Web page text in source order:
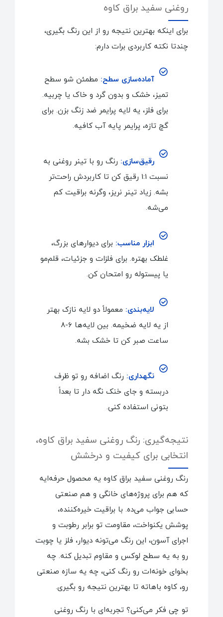
روغنی سفید براق کاوه
برای اینکه بهترین نتیجه رو از این رنگ بگیری،
چندتا نکته کاربردی برات دارم:
آماده‌سازی سطح: مطمئن شو سطح
تمیز، خشک و بدون گرد و خاک یا چربیه.
برای فلز، یه لایه پرایمر ضد زنگ بزن. برای
گچ تازه، پرایمر پایه آب کافیه.
رقیق‌سازی: رنگ رو با تینر روغنی به
نسبت 1:1 رقیق کن تا کاربردش راحت‌تر
بشه. زیاد تینر نریز، وگرنه براقیت کم
می‌شه.
ابزار مناسب: برای دیوارهای بزرگ،
غلطک بهتره. برای فلزات و جزئیات، قلم‌مو
یا پیستوله رو امتحان کن.
لایه‌بندی: معمولاً دو لایه نازک بهتر
از یه لایه ضخیمه. بین لایه‌ها 6-8
ساعت صبر کن تا خشک بشه.
نگهداری: رنگ اضافه رو تو ظرف
دربسته و جای خنک نگه دار تا بعداً
بتونی استفاده کنی.
نتیجه‌گیری: رنگ روغنی سفید براق کاوه،
انتخابی برای کیفیت و درخشش
رنگ روغنی سفید براق کاوه یه محصول حرفه‌ایه
که هم برای پروژه‌های خانگی و هم صنعتی
حسابی جواب می‌ده. با براقیت خیره‌کننده،
پوشش یکنواخت، مقاومت تو برابر رطوبت و
اجرای آسون، این رنگ می‌تونه دیوار، فلز یا چوبت
رو به یه سطح لوکس و مقاوم تبدیل کنه. چه
بخوای خونه‌ات رو رنگ کنی، چه یه سازه صنعتی
رو، کاوه باهاته تا بهترین نتیجه رو بگیری.
تو چی فکر می‌کنی؟ تجربه‌ای با رنگ روغنی